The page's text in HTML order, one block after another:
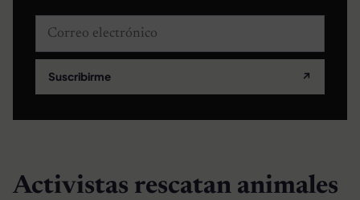
Correo electrónico
Suscribirme ↗
Activistas rescatan animales